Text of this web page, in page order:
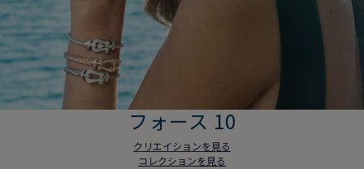
フォース 10
クリエイションを見る
コレクションを見る